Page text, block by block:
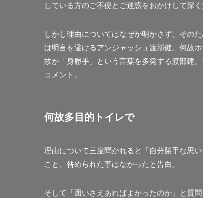
している方のご不便とご迷惑をおかけして深
しかし理由についてはなぜか明かさず。その
は明言を避けるアンジャッシュ渡部健。何故
故か「身勝手」という言葉を多発する渡部建。
コメント。
何故多目的トイレで
理由について三度聞かれると「自分勝手な思
こと、咎められた事はなかったと告白。
そして「囲いさえあればよかったのか」と質